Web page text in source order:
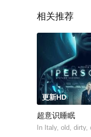
相关推荐
更新HD
超意识睡眠
In Italy, old, dirty,